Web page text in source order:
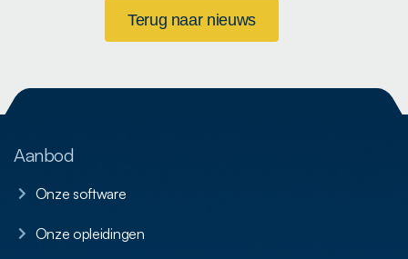
Terug naar nieuws
Aanbod
Onze software
Onze opleidingen